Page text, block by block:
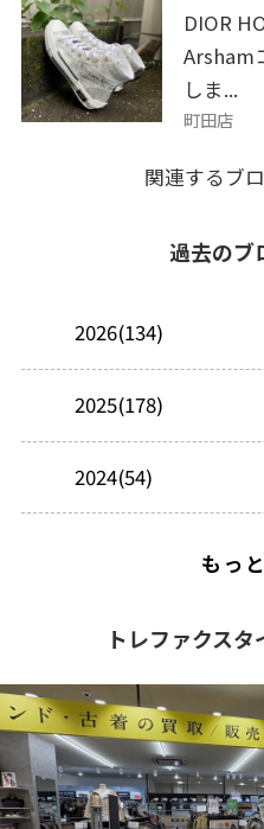
DIOR
Arsham
しま...
町田店
関連するブ
過去のブ
2026(134)
2025(178)
2024(54)
もっ
トレファクス